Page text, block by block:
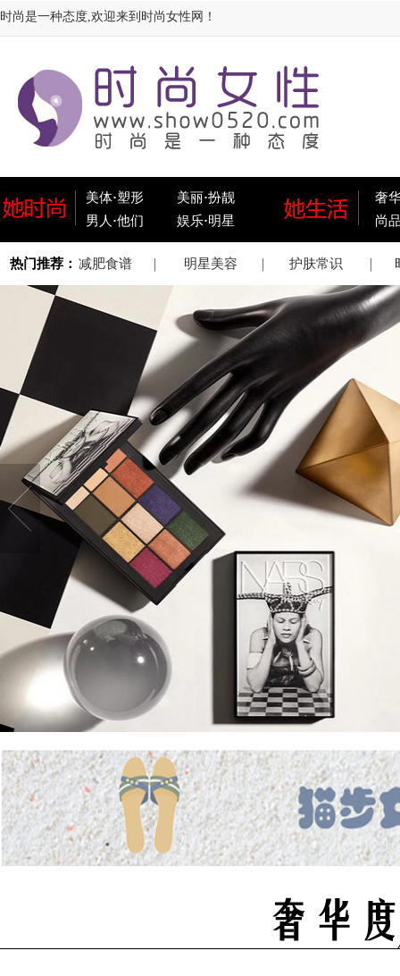
时尚是一种态度,欢迎来到时尚女性网！
美体·塑形 美丽·扮靓
男人 ·他们 娱乐·明星
奢
尚